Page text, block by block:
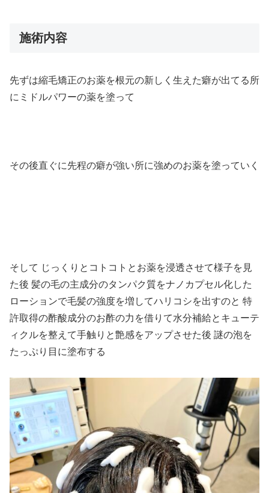
施術内容
先ずは縮毛矯正のお薬を根元の新しく生えた癖が出てる所
にミドルパワーの薬を塗って
その後直ぐに先程の癖が強い所に強めのお薬を塗っていく
そして じっくりとコトコトとお薬を浸透させて様子を見
た後 髪の毛の主成分のタンパク質をナノカプセル化した
ローションで毛髪の強度を増してハリコシを出すのと 特
許取得の酢酸成分のお酢の力を借りて水分補給とキューテ
ィクルを整えて手触りと艶感をアップさせた後 謎の泡を
たっぷり目に塗布する